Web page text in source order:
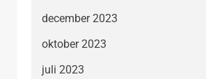
december 2023
oktober 2023
juli 2023